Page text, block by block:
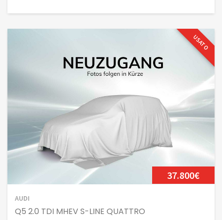
USATO
37.800€
AUDI
Q5 2.0 TDI MHEV S-LINE QUATTRO